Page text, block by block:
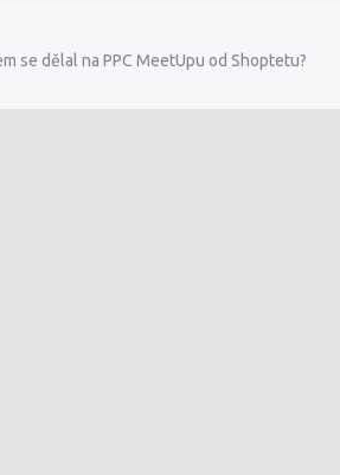
se dělal na PPC MeetUpu od Shoptetu?